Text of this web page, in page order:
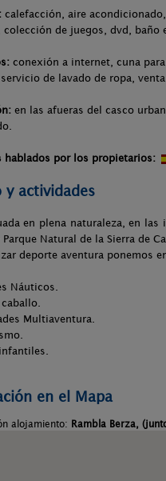
calefacción, aire
colección de juegos, dvd, baño
conexión a internet, cuna
de lavado de ropa,
en las afueras del casco
hablados por los propietarios:
y actividades
en plena naturaleza, en
Natural de la Sierra de
deporte aventura ponemos
Náuticos.
Multiaventura.
en el Mapa
alojamiento: Rambla Berza,